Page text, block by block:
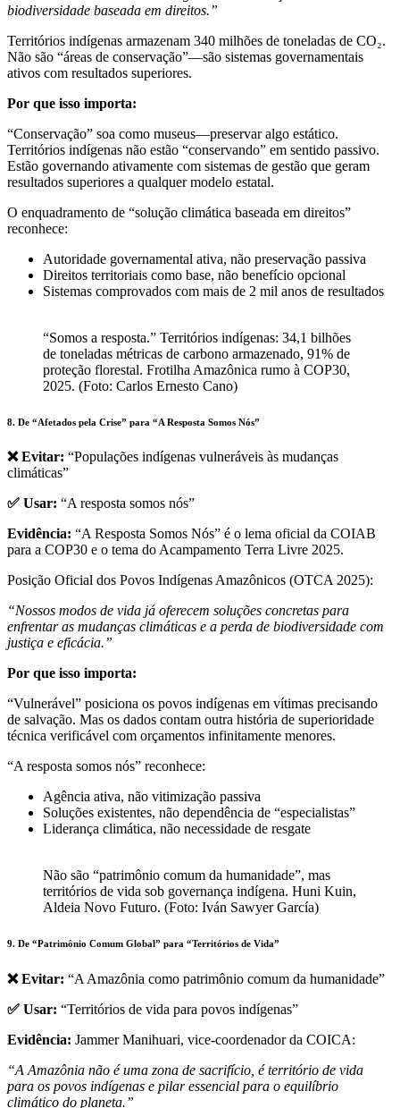
biodiversidade baseada em direitos.”
Territórios indígenas armazenam 340 milhões de toneladas de CO₂.
Não são “áreas de conservação”—são sistemas governamentais
ativos com resultados superiores.
Por que isso importa:
“Conservação” soa como museus—preservar algo estático.
Territórios indígenas não estão “conservando” em sentido passivo.
Estão governando ativamente com sistemas de gestão que geram
resultados superiores a qualquer modelo estatal.
O enquadramento de “solução climática baseada em direitos”
reconhece:
Autoridade governamental ativa, não preservação passiva
Direitos territoriais como base, não benefício opcional
Sistemas comprovados com mais de 2 mil anos de resultados
“Somos a resposta.” Territórios indígenas: 34,1 bilhões
de toneladas métricas de carbono armazenado, 91% de
proteção florestal. Frotilha Amazônica rumo à COP30,
2025. (Foto: Carlos Ernesto Cano)
8. De “Afetados pela Crise” para “A Resposta Somos Nós”
❌ Evitar: “Populações indígenas vulneráveis às mudanças
climáticas”
✅ Usar: “A resposta somos nós”
Evidência: “A Resposta Somos Nós” é o lema oficial da COIAB
para a COP30 e o tema do Acampamento Terra Livre 2025.
Posição Oficial dos Povos Indígenas Amazônicos (OTCA 2025):
“Nossos modos de vida já oferecem soluções concretas para
enfrentar as mudanças climáticas e a perda de biodiversidade com
justiça e eficácia.”
Por que isso importa:
“Vulnerável” posiciona os povos indígenas em vítimas precisando
de salvação. Mas os dados contam outra história de superioridade
técnica verificável com orçamentos infinitamente menores.
“A resposta somos nós” reconhece:
Agência ativa, não vitimização passiva
Soluções existentes, não dependência de “especialistas”
Liderança climática, não necessidade de resgate
Não são “patrimônio comum da humanidade”, mas
territórios de vida sob governança indígena. Huni Kuin,
Aldeia Novo Futuro. (Foto: Iván Sawyer García)
9. De “Patrimônio Comum Global” para “Territórios de Vida”
❌ Evitar: “A Amazônia como patrimônio comum da humanidade”
✅ Usar: “Territórios de vida para povos indígenas”
Evidência: Jammer Manihuari, vice-coordenador da COICA:
“A Amazônia não é uma zona de sacrifício, é território de vida
para os povos indígenas e pilar essencial para o equilíbrio
climático do planeta.”